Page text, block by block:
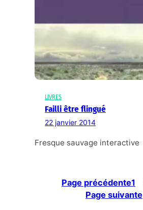
LIVRES
Failli être flingué
22 janvier 2014
Fresque sauvage interactive
Page précédente1
Page suivante